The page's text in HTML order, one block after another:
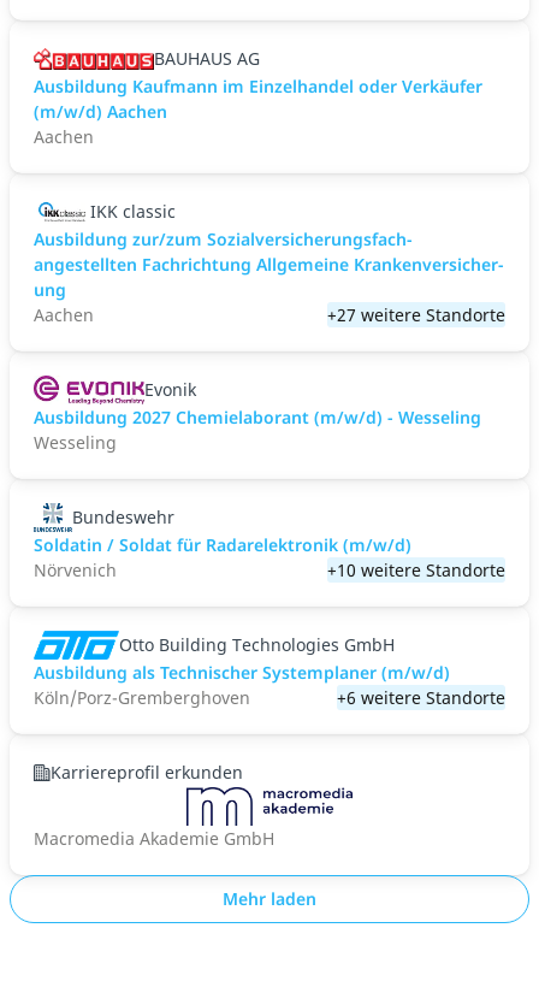
BAUHAUS AG
Ausbildung Kaufmann im Einzelhandel oder Verkäufer
(m/w/d) Aachen
Aachen
IKK classic
Aus­bild­ung zur/zum Sozial­versicher­ungs­fach­
angestellten­ Fach­richtung All­gemeine Kranken­versicher­
ung
Aachen
+27 weitere Standorte
Evonik
Ausbildung 2027 Chemielaborant (m/w/d) - Wesseling
Wesseling
Bundeswehr
Soldatin / Soldat für Radarelektronik (m/w/d)
Nörvenich
+10 weitere Standorte
Otto Building Technologies GmbH
Ausbildung als Technischer Systemplaner (m/w/d)
Köln/Porz-Gremberghoven
+6 weitere Standorte
Karriereprofil erkunden
Macromedia Akademie GmbH
Mehr laden